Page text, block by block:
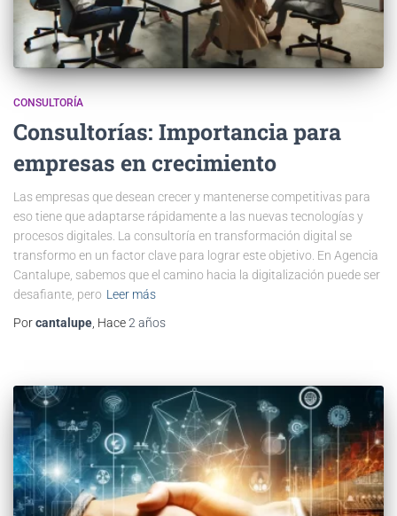
CONSULTORÍA
Consultorías: Importancia para
empresas en crecimiento
Las empresas que desean crecer y mantenerse competitivas para
eso tiene que adaptarse rápidamente a las nuevas tecnologías y
procesos digitales. La consultoría en transformación digital se
transformo en un factor clave para lograr este objetivo. En Agencia
Cantalupe, sabemos que el camino hacia la digitalización puede ser
desafiante, pero Leer más
Porcantalupe , Hace2 años